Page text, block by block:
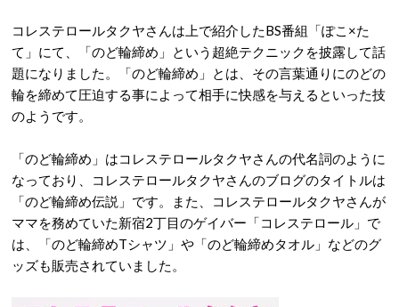
コレステロールタクヤさんは上で紹介したBS番組「ぽこ ×た
て 」にて、「のど輪締め 」という超絶テクニックを披露して話
題になりました。「のど輪締め 」とは、その言葉通りにのどの
輪を締めて圧迫する事によって相手に快感を与えるといった技
のようです。
「のど輪締め 」はコレステロールタクヤさんの代名詞のように
なっており、コレステロールタクヤさんのブログのタイトルは
「のど輪締め伝説 」です。また、コレステロールタクヤさんが
ママを務めていた新宿2丁目のゲイバー「コレステロール」で
は、「のど輪締めTシャツ」や「のど輪締めタオル」などのグ
ッズも販売されていました。